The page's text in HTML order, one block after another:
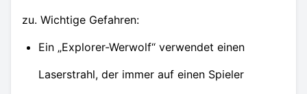
zu. Wichtige Gefahren:
Ein „Explorer-Werwolf“ verwendet einen
Laserstrahl, der immer auf einen Spieler